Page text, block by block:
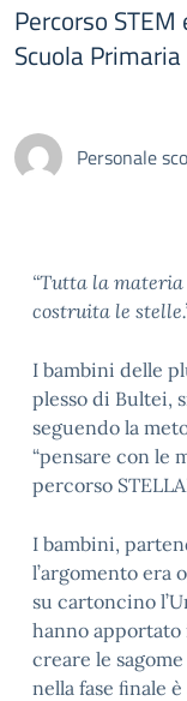
Percorso
Scuola
Personale
“Tutta la materia
costruita le
I bambini delle
plesso di Bultei,
seguendo la
“pensare con le
percorso
I bambini,
l’argomento
su cartoncino
hanno
creare le
nella fase ﬁnale